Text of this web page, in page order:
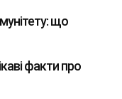
що
факти про